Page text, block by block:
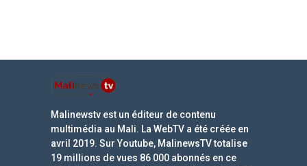
Malinewstv est un éditeur de contenu
multimédia au Mali. La WebTV a été créée en
avril 2019. Sur Youtube, MalinewsTV totalise
19 millions de vues 86 000 abonnés en ce